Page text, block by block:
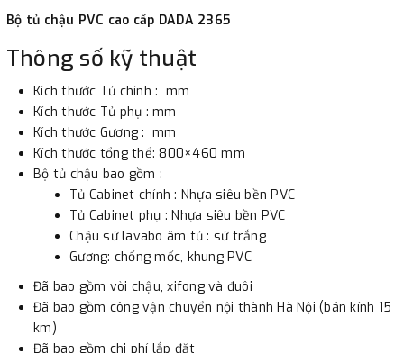
- Nếu địa điểm giao hàng khác với địa điểm thanh toán
hoặc với những đơn đặt hàng ngoài nội thành Hà Nội.
Chúng tôi sẽ thu tiền trước 100% giá trị hàng + phí vận
chuyển theo cước phí tính trong chính sách vận chuyển
bằng phương thức chuyển khoản trước khi giao hàng.
- Sau khi có thông tin xác thực đã chuyển tiền của quý
khách, chúng tôi sẽ thực hiện đơn hàng theo yêu cầu.
Bộ tủ chậu PVC cao cấp DADA 2365
Thông số kỹ thuật
Kích thước Tủ chính : mm
Kích thước Tủ phụ : mm
Kích thước Gương : mm
Kích thước tổng thể: 800×460 mm
Bộ tủ chậu bao gồm :
Tủ Cabinet chính : Nhựa siêu bền PVC
Tủ Cabinet phụ : Nhựa siêu bền PVC
Chậu sứ lavabo âm tủ : sứ trắng
Gương: chống mốc, khung PVC
Đã bao gồm vòi chậu, xifong và đuôi
Đã bao gồm công vận chuyển nội thành Hà Nội (bán kính 15
km)
Đã bao gồm chi phí lắp đặt